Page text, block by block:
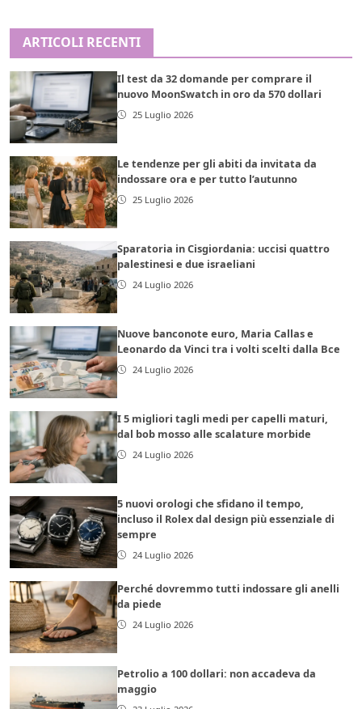
ARTICOLI RECENTI
Il test da 32 domande per comprare il
nuovo MoonSwatch in oro da 570 dollari
25 Luglio 2026
Le tendenze per gli abiti da invitata da
indossare ora e per tutto l’autunno
25 Luglio 2026
Sparatoria in Cisgiordania: uccisi quattro
palestinesi e due israeliani
24 Luglio 2026
Nuove banconote euro, Maria Callas e
Leonardo da Vinci tra i volti scelti dalla Bce
24 Luglio 2026
I 5 migliori tagli medi per capelli maturi,
dal bob mosso alle scalature morbide
24 Luglio 2026
5 nuovi orologi che sfidano il tempo,
incluso il Rolex dal design più essenziale di
sempre
24 Luglio 2026
Perché dovremmo tutti indossare gli anelli
da piede
24 Luglio 2026
Petrolio a 100 dollari: non accadeva da
maggio